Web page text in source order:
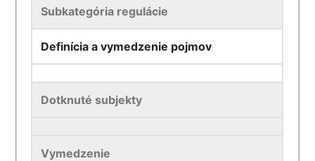
Subkategória regulácie
Definícia a vymedzenie pojmov
Dotknuté subjekty
Vymedzenie